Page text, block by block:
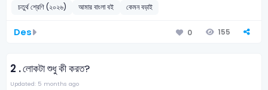
চতুর্থ শ্রেণি (২০২৬) আমার বাংলা বই কেমন বড়াই
Des 0 155
2 .লোকটা শুধু কী করত?
Updated: 5 months ago